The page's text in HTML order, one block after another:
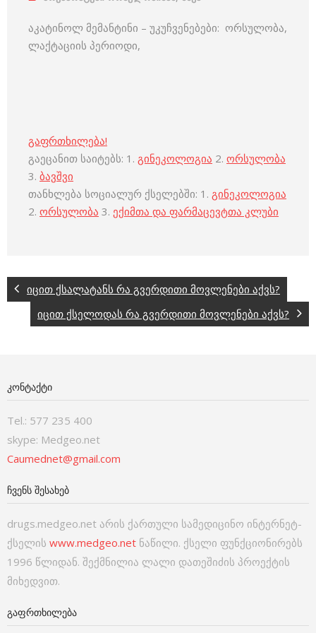
აკატინოლ მემანტინი – უკუჩვენებები: ორსულობა,
ლაქტაციის პერიოდი,
გაფრთხილება!
გაეცანით საიტებს: 1. გინეკოლოგია 2. ორსულობა
3. ბავშვი
თანხლება სოციალურ ქსელებში: 1. გინეკოლოგია
2. ორსულობა 3. ექიმთა და ფარმაცევტთა კლუბი
იცით ქსალატანს რა გვერდითი მოვლენები აქვს?
იცით ქსელოდას რა გვერდითი მოვლენები აქვს?
ᲙᲝᲜᲢᲐᲥᲢᲘ
Tel.: 577 235 400
skype: Medgeo.net
Caumednet@gmail.com
ᲩᲕᲔᲜᲡ ᲨᲔᲡᲐᲮᲔᲑ
drugs.medgeo.net არის ქართული სამედიცინო ინტერნეტ-
ქსელის www.medgeo.net ნაწილი. ქსელი ფუნქციონირებს
1996 წლიდან. შექმნილია ლალი დათეშიძის პროექტის
მიხედვით.
ᲒᲐᲤᲠᲗᲮᲘᲚᲔᲑᲐ